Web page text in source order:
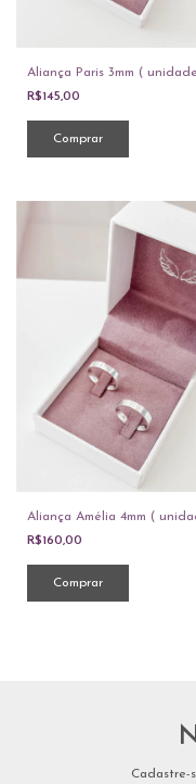
Aliança Paris 3mm (
R$145,00
Comprar
Aliança Amélia 4mm (
R$160,00
Comprar
Cadastre-